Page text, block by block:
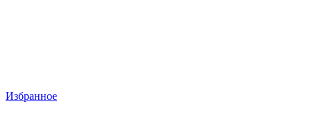
Избранное